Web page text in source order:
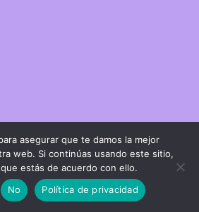
asegurar que te damos la mejor
web. Si continúas usando este sitio,
estás de acuerdo con ello.
No Política de privacidad